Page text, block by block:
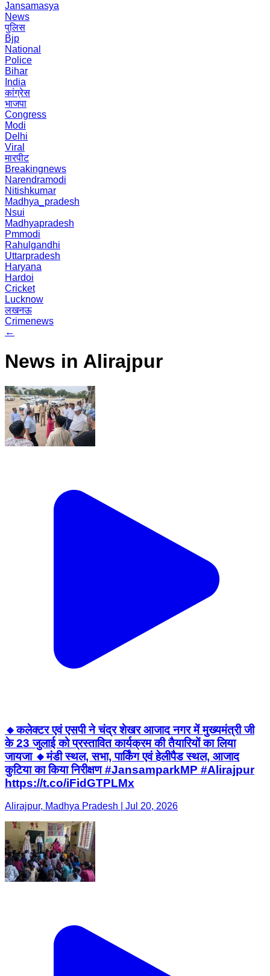
Jansamasya
News
पुलिस
Bjp
National
Police
Bihar
India
कांग्रेस
भाजपा
Congress
Modi
Delhi
Viral
मारपीट
Breakingnews
Narendramodi
Nitishkumar
Madhya_pradesh
Nsui
Madhyapradesh
Pmmodi
Rahulgandhi
Uttarpradesh
Haryana
Hardoi
Cricket
Lucknow
लखनऊ
Crimenews
←
News in Alirajpur
🔸कलेक्टर एवं एसपी ने चंद्र शेखर आजाद नगर में मुख्यमंत्री जी
के 23 जुलाई को प्रस्तावित कार्यक्रम की तैयारियों का लिया
जायजा 🔸मंडी स्थल, सभा, पार्किंग एवं हेलीपैड स्थल, आजाद
कुटिया का किया निरीक्षण #JansamparkMP #Alirajpur
https://t.co/iFidGTPLMx
Alirajpur, Madhya Pradesh | Jul 20, 2026